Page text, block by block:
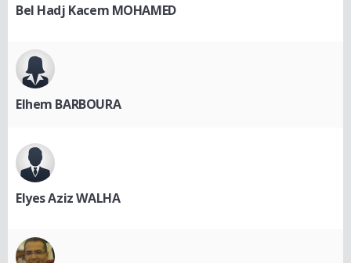
Bel Hadj Kacem MOHAMED
Elhem BARBOURA
Elyes Aziz WALHA